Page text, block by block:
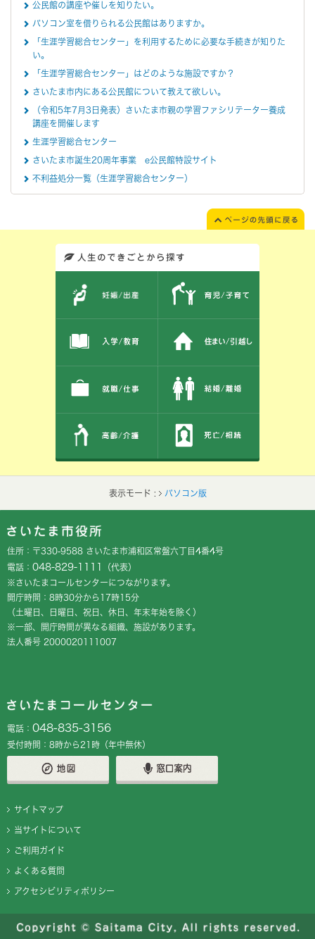
公民館の講座や催しを知りたい。
パソコン室を借りられる公民館はありますか。
「生涯学習総合センター」を利用するために必要な手続きが知りた
い。
「生涯学習総合センター」はどのような施設ですか？
さいたま市内にある公民館について教えて欲しい。
（令和5年7月3日発表）さいたま市親の学習ファシリテーター養成
講座を開催します
生涯学習総合センター
さいたま市誕生20周年事業 e公民館特設サイト
不利益処分一覧（生涯学習総合センター）
表示モード : パソコン版
住所：〒330-9588 さいたま市浦和区常盤六丁目4番4号
電話： 048-829-1111
（代表）
※さいたまコールセンターにつながります。
開庁時間：8時30分から17時15分
（土曜日、日曜日、祝日、休日、年末年始を除く）
※一部、開庁時間が異なる組織、施設があります。
法人番号 2000020111007
電話： 048-835-3156
受付時間：8時から21時（年中無休）
サイトマップ
当サイトについて
ご利用ガイド
よくある質問
アクセシビリティポリシー